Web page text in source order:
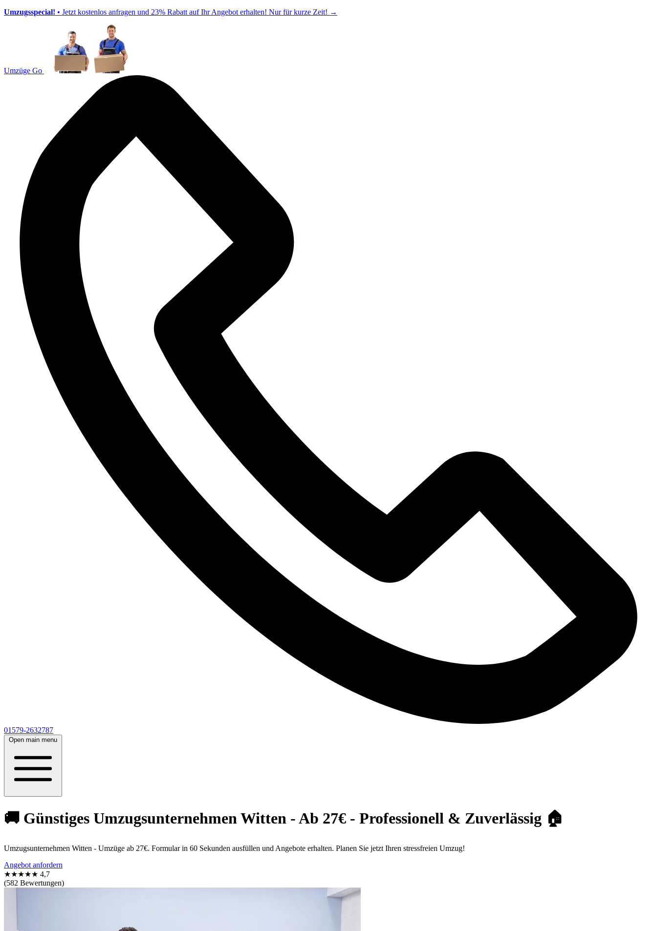
Umzugsspecial! • Jetzt kostenlos anfragen und 23% Rabatt auf Ihr Angebot erhalten! Nur für kurze Zeit! →
Umzüge Go
01579-2632787
Open main menu
🚚 Günstiges Umzugsunternehmen Witten - Ab 27€ - Professionell & Zuverlässig 🏠
Umzugsunternehmen Witten - Umzüge ab 27€. Formular in 60 Sekunden ausfüllen und Angebote erhalten. Planen Sie jetzt Ihren stressfreien Umzug!
Angebot anfordern
★★★★★ 4,7
(582 Bewertungen)